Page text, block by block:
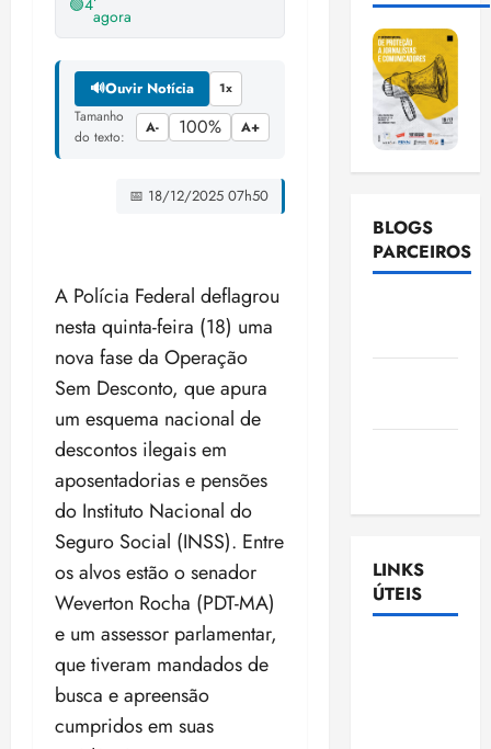
agora
🔊Ouvir Notícia 1x
Tamanho
do texto:
A- 100% A+
📅 18/12/2025 07h50
A Polícia Federal deflagrou
nesta quinta-feira (18) uma
nova fase da Operação
Sem Desconto, que apura
um esquema nacional de
descontos ilegais em
aposentadorias e pensões
do Instituto Nacional do
Seguro Social (INSS). Entre
os alvos estão o senador
Weverton Rocha (PDT-MA)
e um assessor parlamentar,
que tiveram mandados de
busca e apreensão
cumpridos em suas
BLOGS
PARCEIROS
LINKS
ÚTEIS